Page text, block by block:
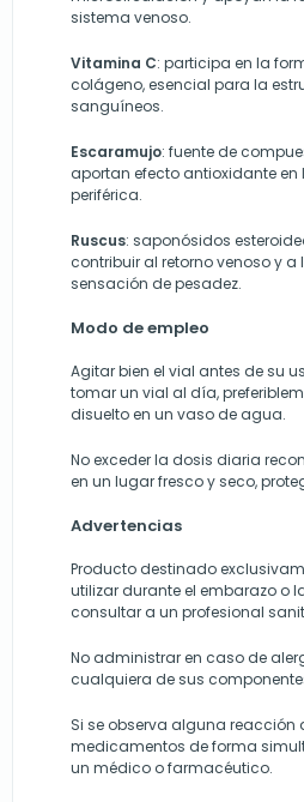
sistema venoso.
Vitamina C: participa en la
colágeno, esencial para la
sanguíneos.
Escaramujo: fuente de
aportan efecto antioxidante
periférica.
Ruscus: saponósidos
contribuir al retorno venoso y
sensación de pesadez.
Modo de empleo
Agitar bien el vial antes de su
tomar un vial al día,
disuelto en un vaso de agua.
No exceder la dosis diaria
en un lugar fresco y seco,
Advertencias
Producto destinado
utilizar durante el embarazo o
consultar a un profesional
No administrar en caso de
cualquiera de sus
Si se observa alguna reacción
medicamentos de forma
un médico o farmacéutico.